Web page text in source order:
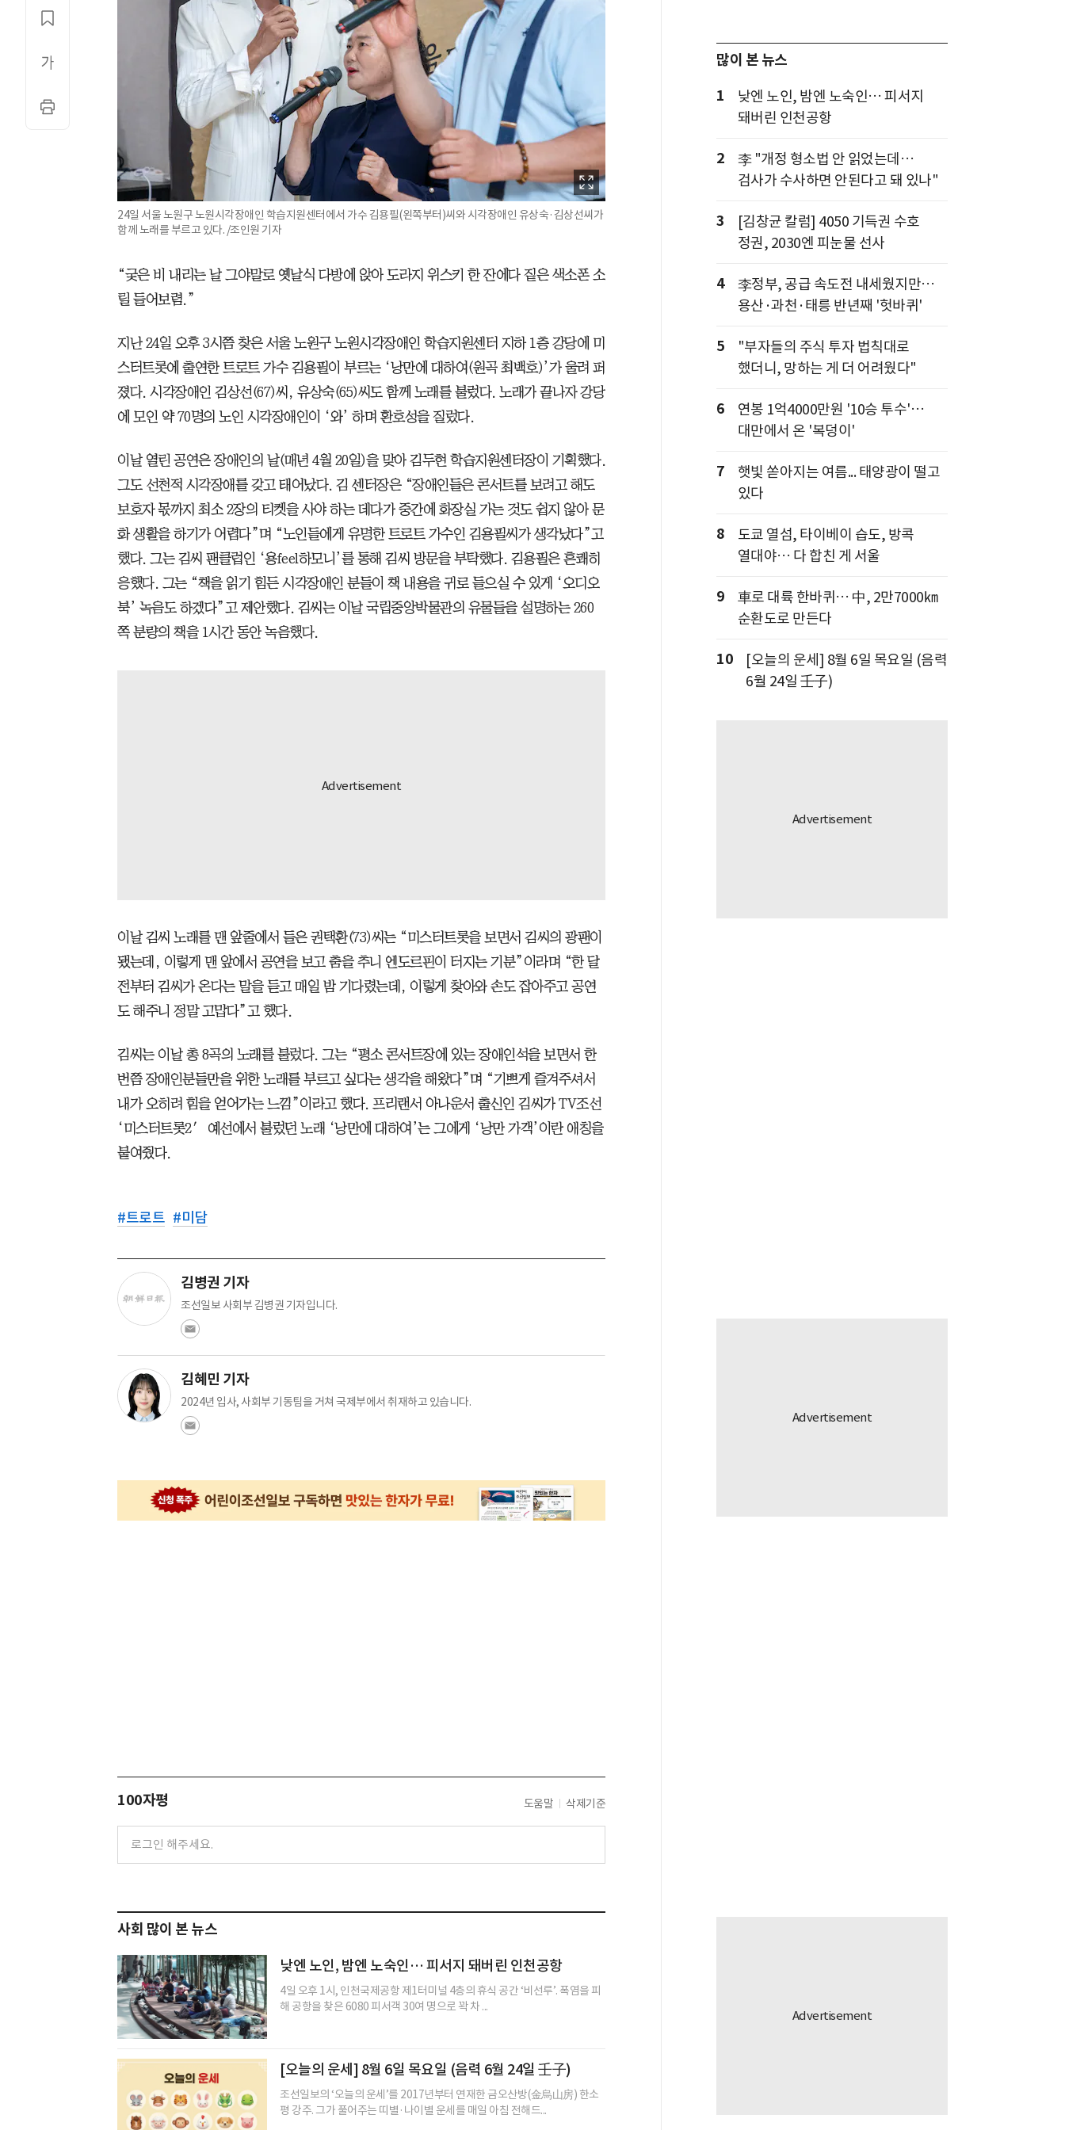
24일 서울 노원구 노원시각장애인 학습지원센터에서 가수 김용필(왼쪽부터)씨와 시각장애인 유상숙·김상선씨가
함께 노래를 부르고 있다. /조인원 기자
“궂은 비 내리는 날 그야말로 옛날식 다방에 앉아 도라지 위스키 한 잔에다 짙은 색소폰 소
릴 들어보렴.”
지난 24일 오후 3시쯤 찾은 서울 노원구 노원시각장애인 학습지원센터 지하 1층 강당에 미
스터트롯에 출연한 트로트 가수 김용필이 부르는 ‘낭만에 대하여(원곡 최백호)’가 울려 퍼
졌다. 시각장애인 김상선(67)씨, 유상숙(65)씨도 함께 노래를 불렀다. 노래가 끝나자 강당
에 모인 약 70명의 노인 시각장애인이 ‘와’ 하며 환호성을 질렀다.
이날 열린 공연은 장애인의 날(매년 4월 20일)을 맞아 김두현 학습지원센터장이 기획했다.
그도 선천적 시각장애를 갖고 태어났다. 김 센터장은 “장애인들은 콘서트를 보려고 해도
보호자 몫까지 최소 2장의 티켓을 사야 하는 데다가 중간에 화장실 가는 것도 쉽지 않아 문
화 생활을 하기가 어렵다”며 “노인들에게 유명한 트로트 가수인 김용필씨가 생각났다”고
했다. 그는 김씨 팬클럽인 ‘용feel하모니’를 통해 김씨 방문을 부탁했다. 김용필은 흔쾌히
응했다. 그는 “책을 읽기 힘든 시각장애인 분들이 책 내용을 귀로 들으실 수 있게 ‘오디오
북’ 녹음도 하겠다”고 제안했다. 김씨는 이날 국립중앙박물관의 유물들을 설명하는 260
쪽 분량의 책을 1시간 동안 녹음했다.
이날 김씨 노래를 맨 앞줄에서 들은 권택환(73)씨는 “미스터트롯을 보면서 김씨의 광팬이
됐는데, 이렇게 맨 앞에서 공연을 보고 춤을 추니 엔도르핀이 터지는 기분”이라며 “한 달
전부터 김씨가 온다는 말을 듣고 매일 밤 기다렸는데, 이렇게 찾아와 손도 잡아주고 공연
도 해주니 정말 고맙다”고 했다.
김씨는 이날 총 8곡의 노래를 불렀다. 그는 “평소 콘서트장에 있는 장애인석을 보면서 한
번쯤 장애인분들만을 위한 노래를 부르고 싶다는 생각을 해왔다”며 “기쁘게 즐겨주셔서
내가 오히려 힘을 얻어가는 느낌”이라고 했다. 프리랜서 아나운서 출신인 김씨가 TV조선
‘미스터트롯2′ 예선에서 불렀던 노래 ‘낭만에 대하여’는 그에게 ‘낭만 가객’이란 애칭을
붙여줬다.
#트로트 #미담
김병권 기자
조선일보 사회부 김병권 기자입니다.
김혜민 기자
2024년 입사, 사회부 기동팀을 거쳐 국제부에서 취재하고 있습니다.
100자평 도움말 삭제기준
사회 많이 본 뉴스
낮엔 노인, 밤엔 노숙인… 피서지 돼버린 인천공항
4일 오후 1시, 인천국제공항 제1터미널 4층의 휴식 공간 ‘비선루’. 폭염을 피
해 공항을 찾은 6080 피서객 30여 명으로 꽉 차 ...
[오늘의 운세] 8월 6일 목요일 (음력 6월 24일 壬子)
조선일보의 ‘오늘의 운세’를 2017년부터 연재한 금오산방(金烏山房) 한소
평 강주. 그가 풀어주는 띠별·나이별 운세를 매일 아침 전해드...
많이 본 뉴스
1
낮엔 노인, 밤엔 노숙인… 피서지
돼버린 인천공항
2
李 "개정 형소법 안 읽었는데…
검사가 수사하면 안된다고 돼 있나"
3
[김창균 칼럼] 4050 기득권 수호
정권, 2030엔 피눈물 선사
4
李정부, 공급 속도전 내세웠지만…
용산·과천·태릉 반년째 '헛바퀴'
5
"부자들의 주식 투자 법칙대로
했더니, 망하는 게 더 어려웠다"
6
연봉 1억4000만원 '10승 투수'…
대만에서 온 '복덩이'
7
햇빛 쏟아지는 여름... 태양광이 떨고
있다
8
도쿄 열섬, 타이베이 습도, 방콕
열대야… 다 합친 게 서울
9
車로 대륙 한바퀴… 中, 2만7000㎞
순환도로 만든다
10
[오늘의 운세] 8월 6일 목요일 (음력
6월 24일 壬子)